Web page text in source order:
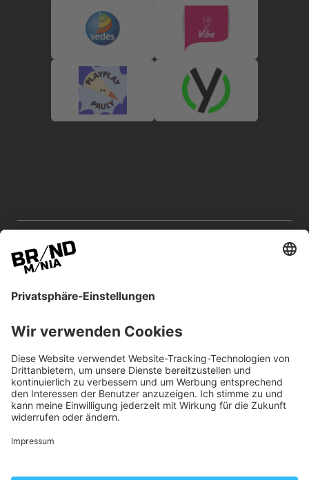
BRANDmania –
ein Ort, an dem Chancen
Die BRANDmania verbindet Marken aller Art.
je überraschender, desto besser.
FOLGE UNS!